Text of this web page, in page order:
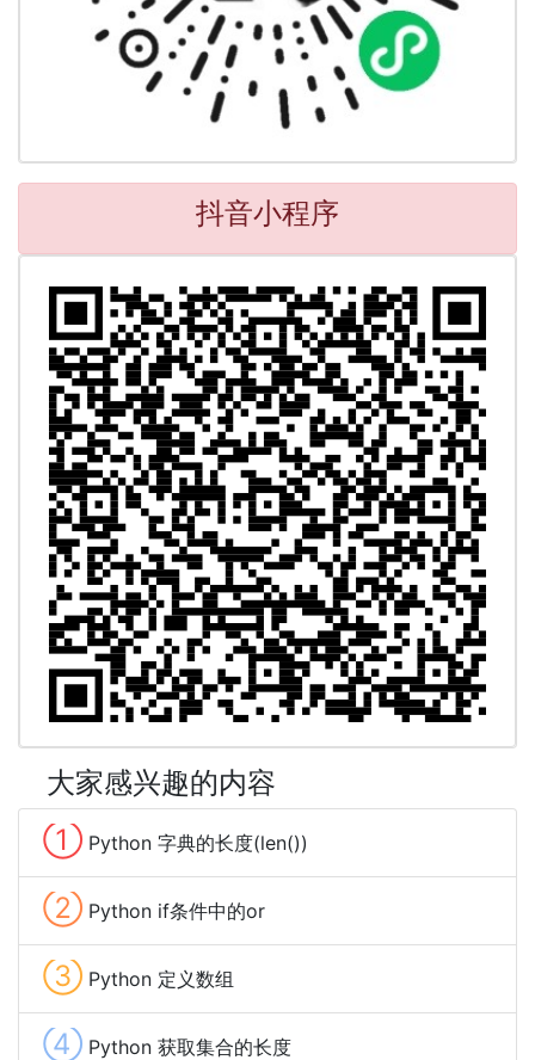
抖音小程序
大家感兴趣的内容
① Python 字典的长度(len())
② Python if条件中的or
③ Python 定义数组
④ Python 获取集合的长度